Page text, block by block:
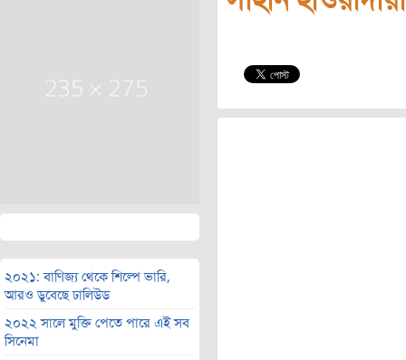
২০২১: বাণিজ্য থেকে শিল্পে ভারি,
আরও ডুবেছে ঢালিউড
২০২২ সালে মুক্তি পেতে পারে এই সব
সিনেমা